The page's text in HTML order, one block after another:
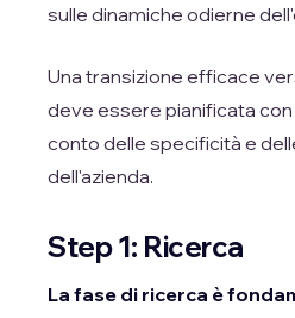
sulle dinamiche odierne
Una transizione efficace
deve essere pianificata
conto delle specificità e
dell'azienda.
Step 1: Ricerca
La fase di ricerca è